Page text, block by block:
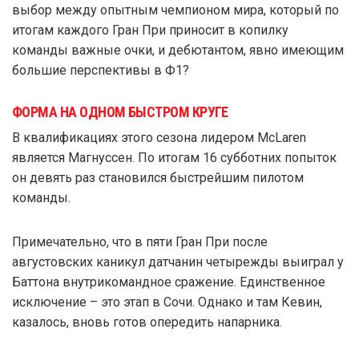
выбор между опытным чемпионом мира, который по
итогам каждого Гран При приносит в копилку
команды важные очки, и дебютантом, явно имеющим
большие перспективы в Ф1?
ФОРМА НА ОДНОМ БЫСТРОМ КРУГЕ
В квалификациях этого сезона лидером McLaren
является Магнуссен. По итогам 16 субботних попыток
он девять раз становился быстрейшим пилотом
команды.
Примечательно, что в пяти Гран При после
августовских каникул датчанин четырежды выиграл у
Баттона внутрикомандное сражение. Единственное
исключение – это этап в Сочи. Однако и там Кевин,
казалось, вновь готов опередить напарника.